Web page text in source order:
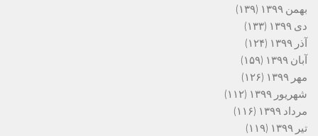
بهمن ۱۳۹۹
(۱۳۹)
دی ۱۳۹۹
(۱۳۳)
آذر ۱۳۹۹
(۱۲۴)
آبان ۱۳۹۹
(۱۵۹)
مهر ۱۳۹۹
(۱۲۶)
شهریور ۱۳۹۹
(۱۱۲)
مرداد ۱۳۹۹
(۱۱۶)
تیر ۱۳۹۹
(۱۱۹)